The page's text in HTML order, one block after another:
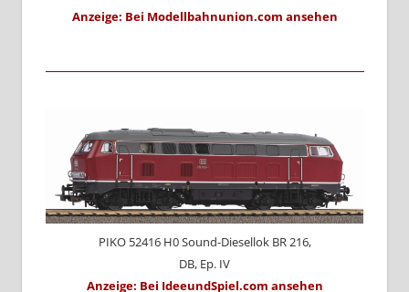
Anzeige: Bei Modellbahnunion.com ansehen
PIKO 52416 H0 Sound-Diesellok BR 216,
DB, Ep. IV
Anzeige: Bei IdeeundSpiel.com ansehen